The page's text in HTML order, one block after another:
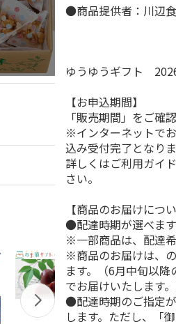
●商品提供者：川辺
ゆうゆうギフト
【お申込期間】
「販売期間」をご確
※インターネットで
込み受付完了となりま
詳しくはご利用ガイ
さい。
【商品のお届けについ
●配達時期が選べます
※一部商品は、配達
※商品のお届けは、
ます。（6月中旬以
でお届けいたします。
●配達時期のご指定
します。ただし、「